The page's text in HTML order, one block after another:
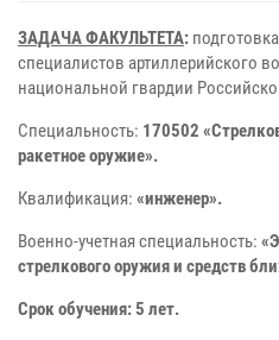
ЗАДАЧА ФАКУЛЬТЕТА:
специалистов артиллерийского
национальной гвардии
Специальность: 170502
ракетное оружие».
Квалификация: «инженер».
Военно-учетная специальность:
стрелкового оружия и средств
Срок обучения: 5 лет.